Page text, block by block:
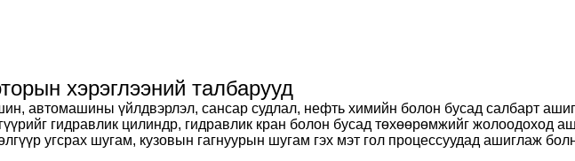
хэрэглээний талбарууд
автомашины үйлдвэрлэл, сансар судлал, нефть химийн болон бусад салбарт
гидравлик цилиндр, гидравлик кран болон бусад төхөөрөмжийг жолоодоход
угсрах шугам, кузовын гагнуурын шугам гэх мэт гол процессуудад ашиглаж